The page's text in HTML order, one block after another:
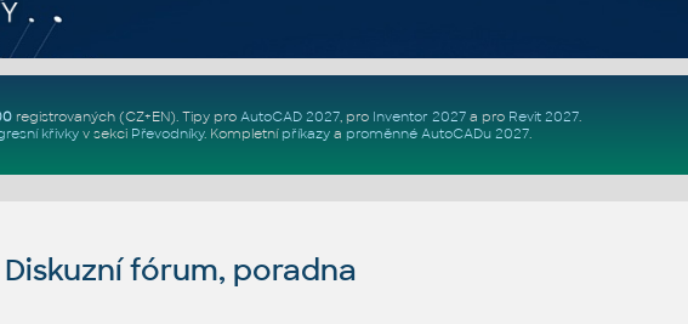
registrovaných (CZ+EN). Tipy pro AutoCAD 2027, pro Inventor 2027a pro Revit 2027.
křivkyv sekci Převodníky. Kompletní příkazya proměnné AutoCADu 2027.
fórum, poradna